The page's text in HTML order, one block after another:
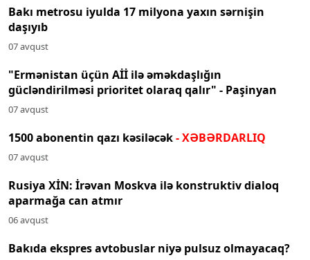
Bakı metrosu iyulda 17 milyona yaxın sərnişin
daşıyıb
07 avqust
"Ermənistan üçün Aİİ ilə əməkdaşlığın
gücləndirilməsi prioritet olaraq qalır" - Paşinyan
07 avqust
1500 abonentin qazı kəsiləcək- XƏBƏRDARLIQ
07 avqust
Rusiya XİN: İrəvan Moskva ilə konstruktiv dialoq
aparmağa can atmır
06 avqust
Bakıda ekspres avtobuslar niyə pulsuz olmayacaq?